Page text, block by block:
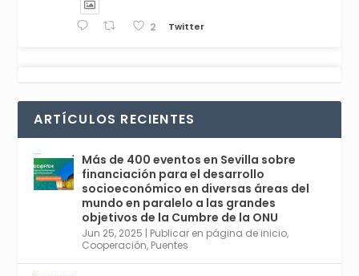
2 Twitter
r
comienza en Sevilla este lunes 2 con la
Conferencia Internacional sobre Catálisis, y
con el Congreso de Parasitología. Del día 3 al
6, Congreso de Metodología de Ciencias
Sociales y la Salud; y los días 5 y 6 Jornadas
de Economía Industrial.
4
1 2 Twitter
ARTÍCULOS RECIENTES
Más de 400 eventos en Sevilla sobre
financiación para el desarrollo
socioeconómico en diversas áreas del
mundo en paralelo a las grandes
objetivos de la Cumbre de la ONU
Jun 25, 2025 | Publicar en página de inicio,
Cooperación, Puentes